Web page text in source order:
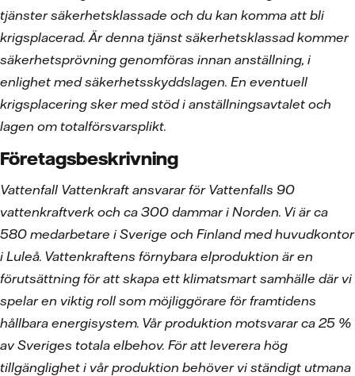
tjänster säkerhetsklassade och du kan komma att bli
krigsplacerad. Är denna tjänst säkerhetsklassad kommer
säkerhetsprövning genomföras innan anställning, i
enlighet med säkerhetsskyddslagen. En eventuell
krigsplacering sker med stöd i anställningsavtalet och
lagen om totalförsvarsplikt.
Företagsbeskrivning
Vattenfall Vattenkraft ansvarar för Vattenfalls 90
vattenkraftverk och ca 300 dammar i Norden. Vi är ca
580 medarbetare i Sverige och Finland med huvudkontor
i Luleå. Vattenkraftens förnybara elproduktion är en
förutsättning för att skapa ett klimatsmart samhälle där vi
spelar en viktig roll som möjliggörare för framtidens
hållbara energisystem. Vår produktion motsvarar ca 25 %
av Sveriges totala elbehov. För att leverera hög
tillgänglighet i vår produktion behöver vi ständigt utmana